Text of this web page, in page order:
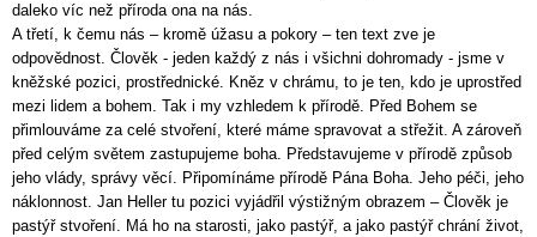
daleko víc než příroda ona na nás.
A třetí, k čemu nás – kromě úžasu a pokory – ten text zve je
odpovědnost. Člověk - jeden každý z nás i všichni dohromady - jsme v
kněžské pozici, prostřednické. Kněz v chrámu, to je ten, kdo je uprostřed
mezi lidem a bohem. Tak i my vzhledem k přírodě. Před Bohem se
přimlouváme za celé stvoření, které máme spravovat a střežit. A zároveň
před celým světem zastupujeme boha. Představujeme v přírodě způsob
jeho vlády, správy věcí. Připomínáme přírodě Pána Boha. Jeho péči, jeho
náklonnost. Jan Heller tu pozici vyjádřil výstižným obrazem – Člověk je
pastýř stvoření. Má ho na starosti, jako pastýř, a jako pastýř chrání život,